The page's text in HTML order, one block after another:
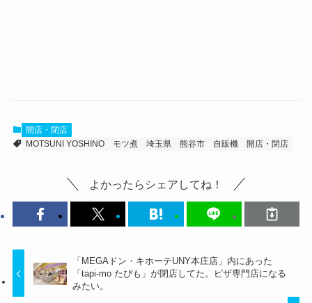
開店・閉店
MOTSUNI YOSHINO
モツ煮 埼玉県 熊谷市 自販機 開店・閉店
よかったらシェアしてね！
「MEGAドン・キホーテUNY本庄店」内にあった
「tapi-mo たぴも」が閉店してた。ピザ専門店になる
みたい。